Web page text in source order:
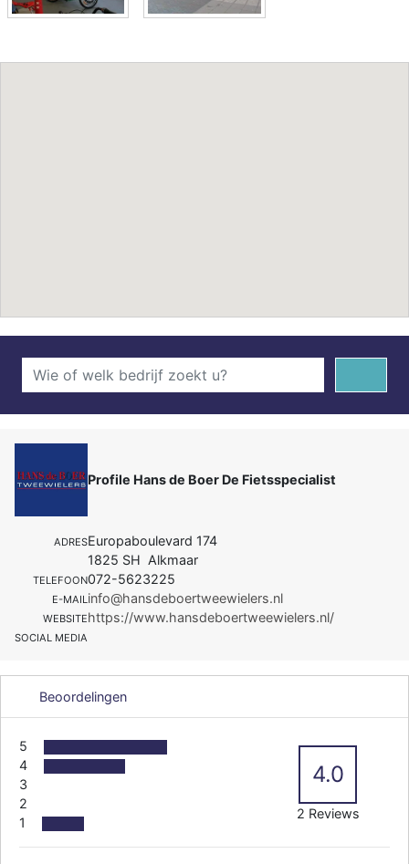
Profile Hans de Boer De Fietsspecialist
ADRESEuropaboulevard 174
1825 SH Alkmaar
TELEFOON072-5623225
E-MAILinfo@hansdeboertweewielers.nl
WEBSITEhttps://www.hansdeboertweewielers.nl/
SOCIAL MEDIA
Beoordelingen
5
4
3
2
1
4.0
2 Reviews